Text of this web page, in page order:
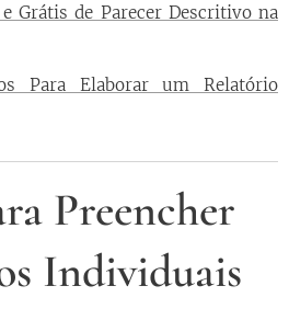
Grátis de Parecer Descritivo na
Para Elaborar um Relatório
Preencher
Individuais